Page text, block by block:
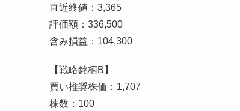
直近終値：3,365
評価額：336,500
含み損益：104,300
【戦略銘柄B】
買い推奨株価：1,707
株数：100